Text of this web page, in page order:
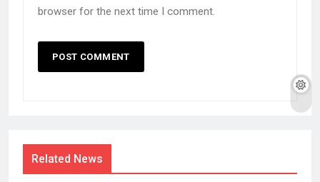
browser for the next time I comment.
Related News